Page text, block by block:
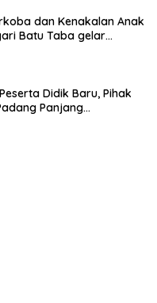
dan Kenakalan Anak
Batu Taba gelar
Didik Baru, Pihak
Panjang